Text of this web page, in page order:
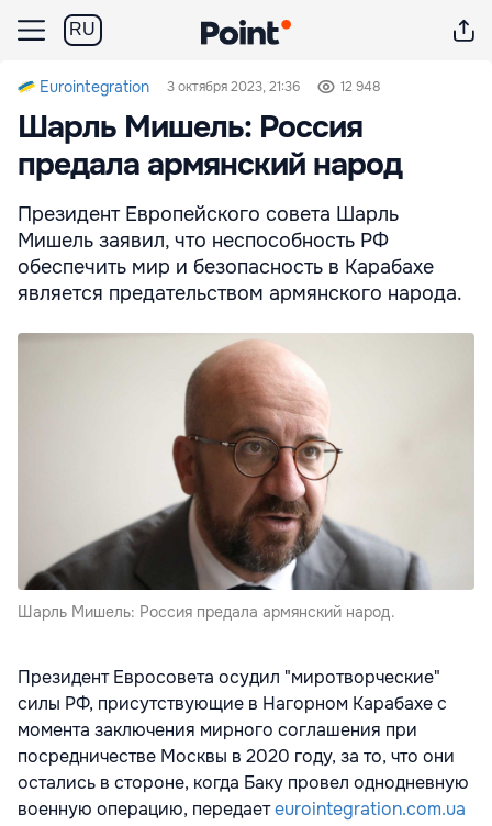
RU
Eurointegration 3 октября 2023, 21:36 12 948
Шарль Мишель: Россия
предала армянский народ
Президент Европейского совета Шарль
Мишель заявил, что неспособность РФ
обеспечить мир и безопасность в Карабахе
является предательством армянского народа.
Шарль Мишель: Россия предала армянский народ.
Президент Евросовета осудил "миротворческие"
силы РФ, присутствующие в Нагорном Карабахе с
момента заключения мирного соглашения при
посредничестве Москвы в 2020 году, за то, что они
остались в стороне, когда Баку провел однодневную
военную операцию, передаетeurointegration.com.ua